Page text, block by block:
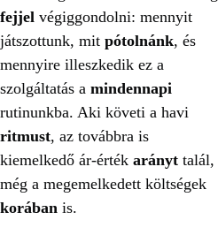
fejjel végiggondolni: mennyit
játszottunk, mit pótolnánk, és
mennyire illeszkedik ez a
szolgáltatás a mindennapi
rutinunkba. Aki követi a havi
ritmust, az továbbra is
kiemelkedő ár-érték arányt talál,
még a megemelkedett költségek
korában is.